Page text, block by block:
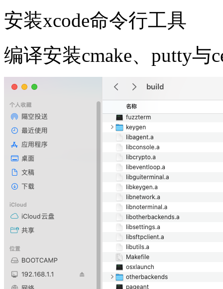
安装xcode命令行工具
编译安装cmake、putty与